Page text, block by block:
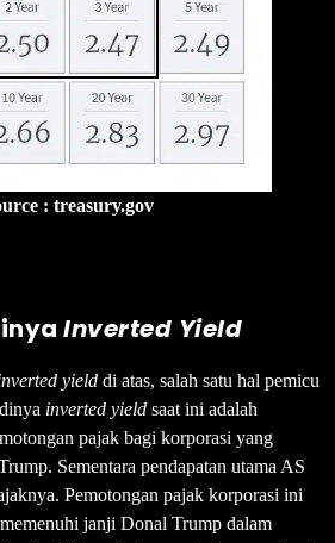
: treasury.gov
Inverted Yield
yield di atas, salah satu hal pemicu
inverted yield saat ini adalah
pajak bagi korporasi yang
Sementara pendapatan utama AS
Pemotongan pajak korporasi ini
janji Donal Trump dalam